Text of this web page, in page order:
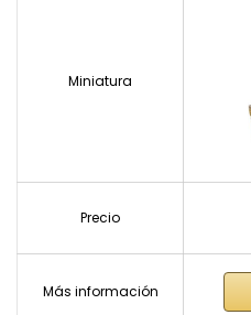
Miniatura
Precio
Más información